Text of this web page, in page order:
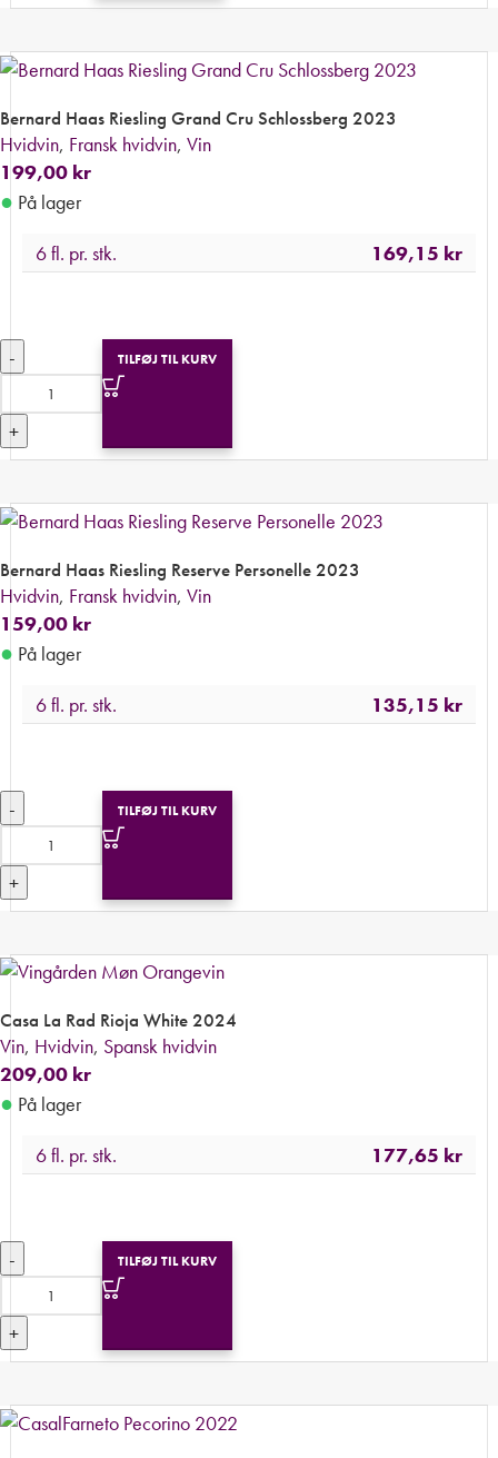
Bernard Haas Riesling Grand Cru Schlossberg 2023
Hvidvin, Fransk hvidvin, Vin
199,00 kr
● På lager
6 fl. pr. stk.
169,15 kr
-
+
TILFØJ TIL KURV
Bernard Haas Riesling Reserve Personelle 2023
Hvidvin, Fransk hvidvin, Vin
159,00 kr
● På lager
6 fl. pr. stk.
135,15 kr
-
+
TILFØJ TIL KURV
Casa La Rad Rioja White 2024
Vin, Hvidvin, Spansk hvidvin
209,00 kr
● På lager
6 fl. pr. stk.
177,65 kr
-
+
TILFØJ TIL KURV